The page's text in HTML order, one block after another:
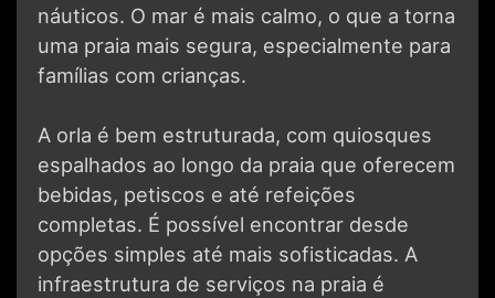
náuticos. O mar é mais calmo, o que a torna
uma praia mais segura, especialmente para
famílias com crianças.
A orla é bem estruturada, com quiosques
espalhados ao longo da praia que oferecem
bebidas, petiscos e até refeições
completas. É possível encontrar desde
opções simples até mais sofisticadas. A
infraestrutura de serviços na praia é